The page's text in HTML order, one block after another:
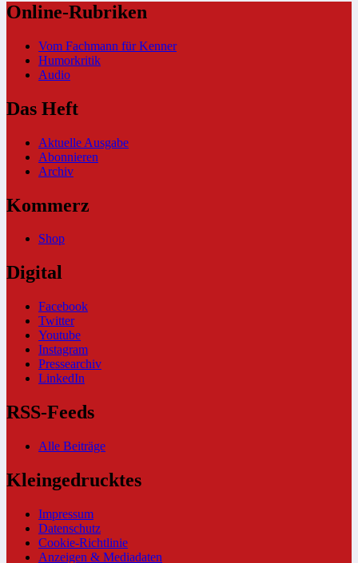
Online-Rubriken
Vom Fachmann für Kenner
Humorkritik
Audio
Das Heft
Aktuelle Ausgabe
Abonnieren
Archiv
Kommerz
Shop
Digital
Facebook
Twitter
Youtube
Instagram
Pressearchiv
LinkedIn
RSS-Feeds
Alle Beiträge
Kleingedrucktes
Impressum
Datenschutz
Cookie-Richtlinie
Anzeigen & Mediadaten